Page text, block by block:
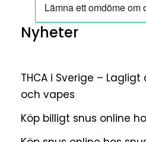
Nyheter
THCA i Sverige –
och vapes
Köp billigt snus online